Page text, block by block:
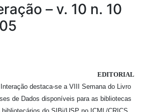
– v. 10 n. 10
– v. 10
EDITORIAL
destaca-se a VIII Semana do Livro
de Dados disponíveis para as bibliotecas